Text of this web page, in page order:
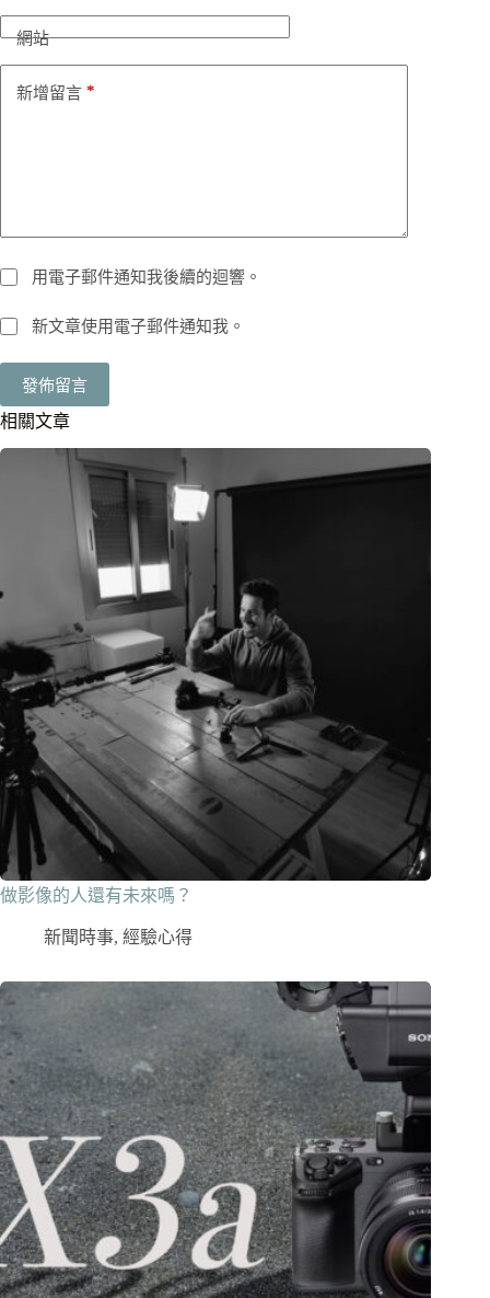
網站
新增留言 *
用電子郵件通知我後續的迴響。
新文章使用電子郵件通知我。
發佈留言
相關文章
做影像的人還有未來嗎？
新聞時事, 經驗心得